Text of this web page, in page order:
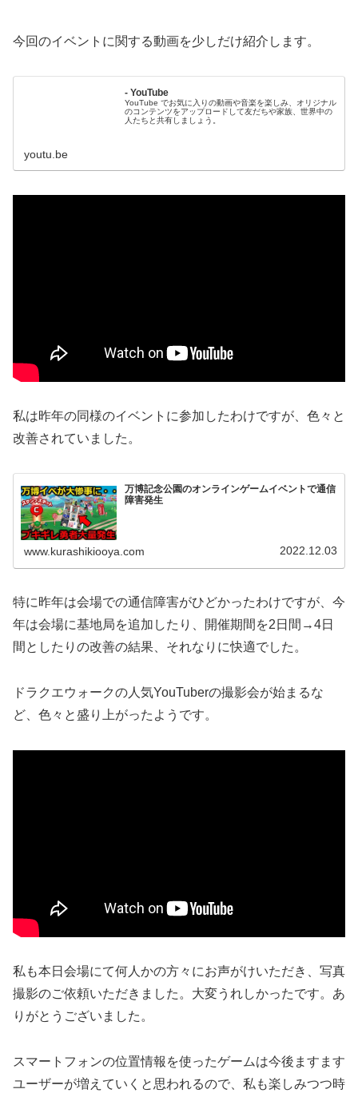
今回のイベントに関する動画を少しだけ紹介します。
- YouTube
YouTube でお気に入りの動画や音楽を楽しみ、オリジナル
のコンテンツをアップロードして友だちや家族、世界中の
人たちと共有しましょう。
youtu.be
私は昨年の同様のイベントに参加したわけですが、色々と
改善されていました。
万博記念公園のオンラインゲームイベントで通信
障害発生
www.kurashikiooya.com 2022.12.03
特に昨年は会場での通信障害がひどかったわけですが、今
年は会場に基地局を追加したり、開催期間を2日間→4日
間としたりの改善の結果、それなりに快適でした。
ドラクエウォークの人気YouTuberの撮影会が始まるな
ど、色々と盛り上がったようです。
私も本日会場にて何人かの方々にお声がけいただき、写真
撮影のご依頼いただきました。大変うれしかったです。あ
りがとうございました。
スマートフォンの位置情報を使ったゲームは今後ますます
ユーザーが増えていくと思われるので、私も楽しみつつ時